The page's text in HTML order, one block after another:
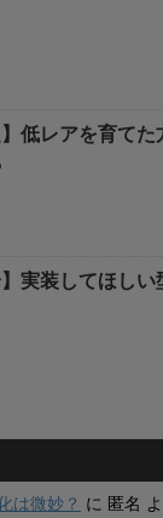
】低レアを育て
】実装してほし
は微妙？ に 匿名